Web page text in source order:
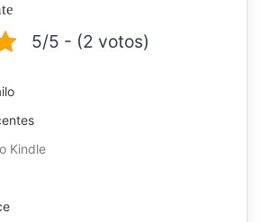
5/5 - (2 votos)
Kindle